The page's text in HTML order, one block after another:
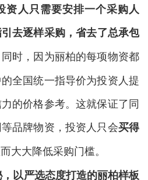
资人只需要安排一个采购人
去逐样采购，省去了总承包
同时，因为丽柏的每项物资都
全国统一指导价为投资人提
的价格参考。这就保证了同
品牌物资，投资人只会买得
而大大降低采购门槛。
，以严选态度打造的丽柏样板